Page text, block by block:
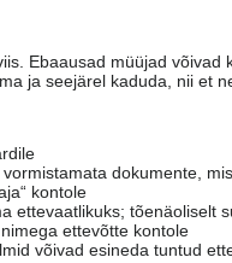
Ebaausad müüjad
ja seejärel kaduda, nii et
dokumente,
kontole
ettevaatlikuks; tõenäoliselt
ettevõtte kontole
võivad esineda tuntud